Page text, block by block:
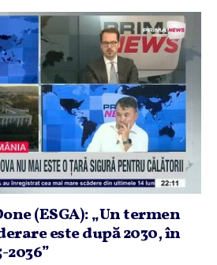
(ESGA): „Un termen
este după 2030, în